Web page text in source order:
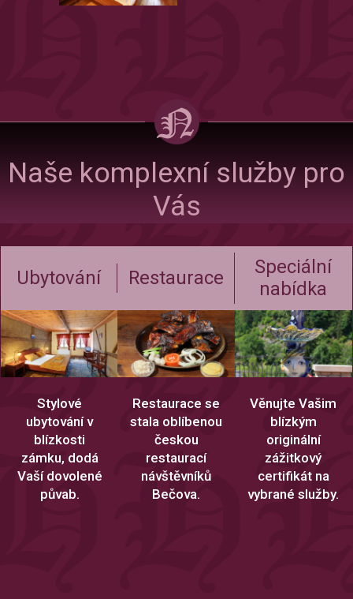
Naše komplexní služby pro
Vás
Ubytování
Stylové
ubytování v
blízkosti
zámku, dodá
Vaší dovolené
půvab.
Restaurace
Restaurace se
stala oblíbenou
českou
restaurací
návštěvníků
Bečova.
Speciální
nabídka
Věnujte Vašim
blízkým
originální
zážitkový
certifikát na
vybrané služby.